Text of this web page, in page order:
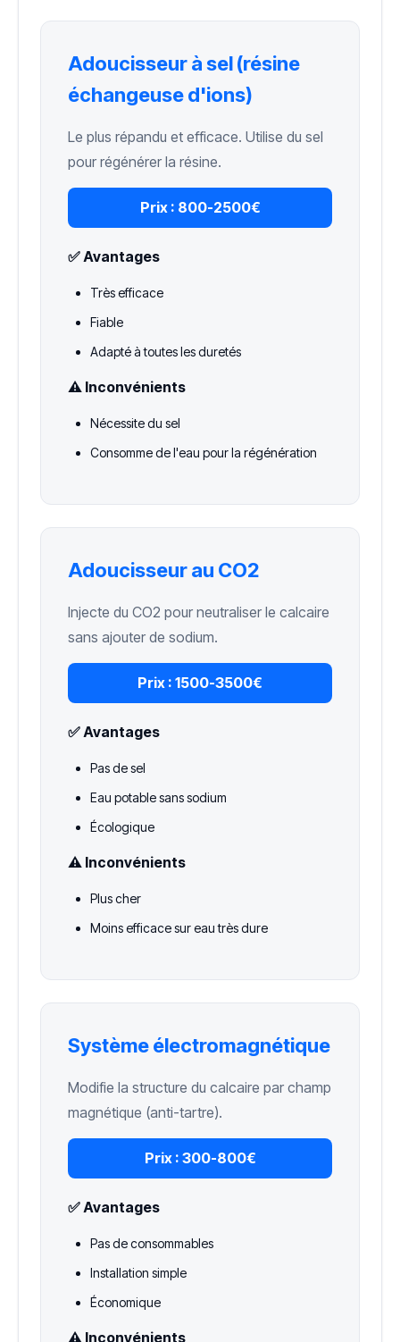
Adoucisseur à sel (résine
échangeuse d'ions)
Le plus répandu et efficace. Utilise du sel
pour régénérer la résine.
Prix : 800-2500€
✅ Avantages
Très efficace
Fiable
Adapté à toutes les duretés
⚠️ Inconvénients
Nécessite du sel
Consomme de l'eau pour la régénération
Adoucisseur au CO2
Injecte du CO2 pour neutraliser le calcaire
sans ajouter de sodium.
Prix : 1500-3500€
✅ Avantages
Pas de sel
Eau potable sans sodium
Écologique
⚠️ Inconvénients
Plus cher
Moins efficace sur eau très dure
Système électromagnétique
Modifie la structure du calcaire par champ
magnétique (anti-tartre).
Prix : 300-800€
✅ Avantages
Pas de consommables
Installation simple
Économique
⚠️ Inconvénients